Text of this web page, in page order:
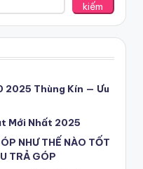
kiếm
2025 Thùng Kín — Ưu
Mới Nhất 2025
NHƯ THẾ NÀO TỐT
TRẢ GÓP